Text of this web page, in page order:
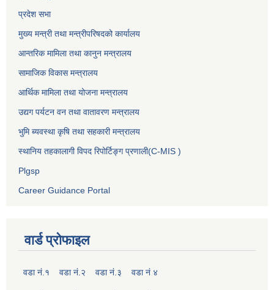
प्रदेश सभा
मुख्य मन्त्री तथा मन्त्रीपरिषदको कार्यालय
आन्तरिक मामिला तथा कानुन मन्त्रालय
सामाजिक विकास मन्त्रालय
आर्थिक मामिला तथा योजना मन्त्रालय
उद्यग पर्यटन वन तथा वातावरण मन्त्रालय
भुमि ब्यवस्था कृषि तथा सहकारी मन्त्रालय
स्थानिय तहकालागी विपद रिपोर्टिङ्ग प्रणाली(C-MIS )
Plgsp
Career Guidance Portal
वार्ड प्रोफाइल
वडा नं.१ वडा नं.२ वडा नं.३ वडा नं ४